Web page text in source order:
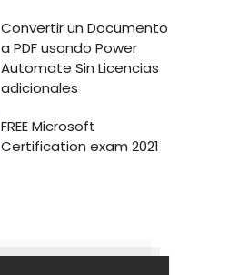
Convertir un Documento
a PDF usando Power
Automate Sin Licencias
adicionales
FREE Microsoft
Certification exam 2021